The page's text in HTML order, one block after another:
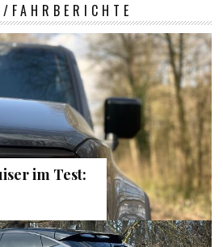
FAHRBERICHTE
im Test: